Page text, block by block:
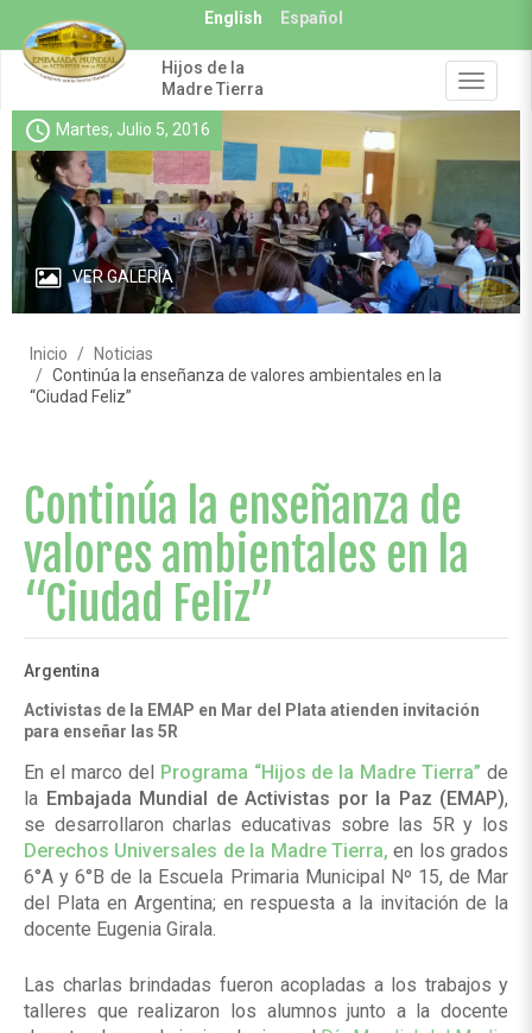
contenido
principal
English Español
Toggle
Hijos de la
Madre Tierra
schedule Martes, Julio 5, 2016
VER GALERÍA
Inicio
Noticias
Continúa la enseñanza de valores ambientales en la
“Ciudad Feliz”
Continúa la enseñanza de
valores ambientales en la
“Ciudad Feliz”
Argentina
Activistas de la EMAP en Mar del Plata atienden invitación
para enseñar las 5R
En el marco del Programa “Hijos de la Madre Tierra” de
la Embajada Mundial de Activistas por la Paz (EMAP),
se desarrollaron charlas educativas sobre las 5R y los
Derechos Universales de la Madre Tierra, en los grados
6°A y 6°B de la Escuela Primaria Municipal Nº 15, de Mar
del Plata en Argentina; en respuesta a la invitación de la
docente Eugenia Girala.
Las charlas brindadas fueron acopladas a los trabajos y
talleres que realizaron los alumnos junto a la docente